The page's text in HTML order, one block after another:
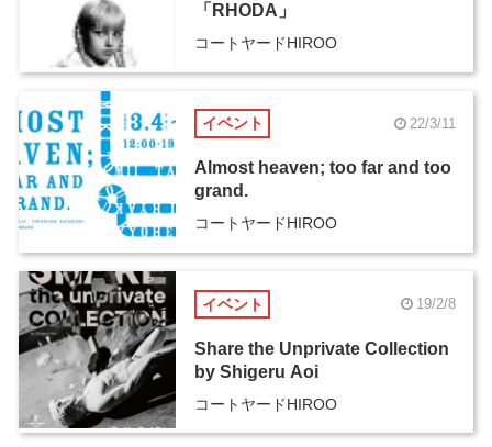
「RHODA」
コートヤードHIROO
イベント 22/3/11
Almost heaven; too far and too
grand.
コートヤードHIROO
イベント 19/2/8
Share the Unprivate Collection
by Shigeru Aoi
コートヤードHIROO